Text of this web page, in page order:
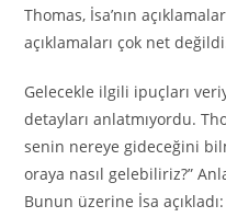
Thomas, İsa’nın
açıklamaları çok net
Gelecekle ilgili ipuçları
detayları anlatmıyordu.
senin nereye gideceğini
oraya nasıl gelebiliriz?”
Bunun üzerine İsa